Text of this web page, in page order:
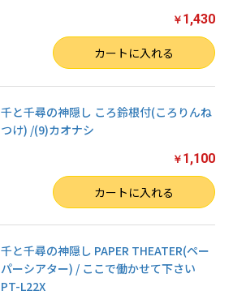
￥ 1,430
カートに入れる
千と千尋の神隠し ころ鈴根付(ころりんね
つけ) /(9)カオナシ
￥ 1,100
カートに入れる
千と千尋の神隠し PAPER THEATER(ペー
パーシアター) / ここで働かせて下さい
PT-L22X